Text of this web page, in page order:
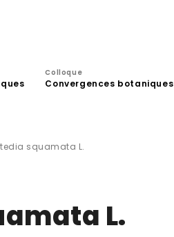
Colloque
Convergences botaniques
squamata L.
L.